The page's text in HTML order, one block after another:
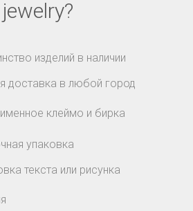
jewelry?
изделий в наличии
доставка в любой город
упаковка
текста или рисунка
клеймо и бирка